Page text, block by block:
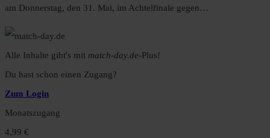
am Donnerstag, den 31. Mai, im Achtelfinale gegen…
Alle Inhalte gibt's mit match-day.de-Plus!
Du hast schon einen Zugang?
Zum Login
Monatszugang
4,99 €